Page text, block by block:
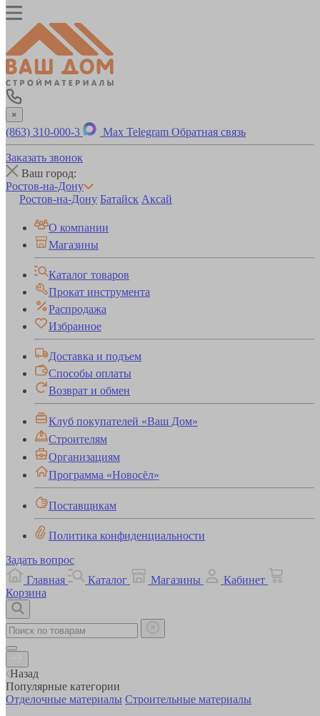
×
(863) 310-000-3 Max Telegram Обратная связь
Заказать звонок
Ваш город:
Ростов-на-Дону
Ростов-на-Дону Батайск Аксай
О компании
Магазины
Каталог товаров
Прокат инструмента
Распродажа
Избранное
Доставка и подъем
Способы оплаты
Возврат и обмен
Клуб покупателей «Ваш Дом»
Строителям
Организациям
Программа «Новосёл»
Поставщикам
Политика конфиденциальности
Задать вопрос
Главная
Каталог Магазины
Кабинет
Корзина
Назад
Популярные категории
Отделочные материалы Строительные материалы